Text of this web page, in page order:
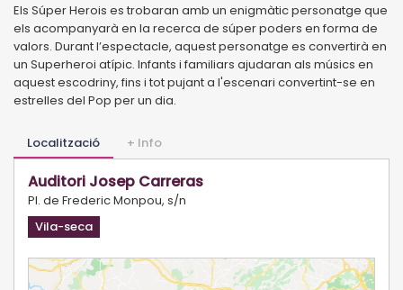
Els Súper Herois es trobaran amb un enigmàtic personatge que
els acompanyarà en la recerca de súper poders en forma de
valors. Durant l’espectacle, aquest personatge es convertirà en
un Superheroi atípic. Infants i familiars ajudaran als músics en
aquest escodriny, fins i tot pujant a l'escenari convertint-se en
estrelles del Pop per un dia.
Localització + Info
Auditori Josep Carreras
Pl. de Frederic Monpou, s/n
Vila-seca